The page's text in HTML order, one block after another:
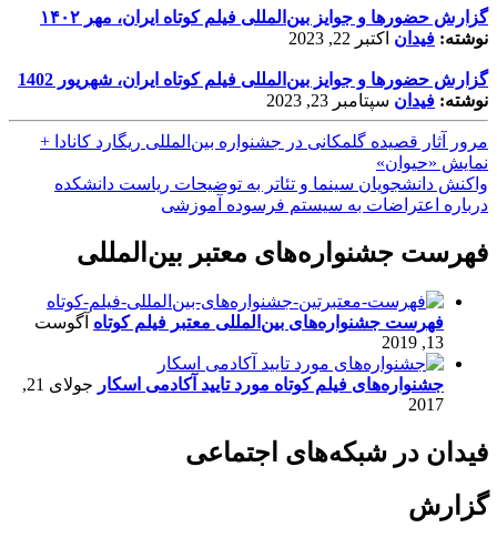
گزارش حضورها و جوایز بین‌المللی فیلم کوتاه ایران، مهر ۱۴۰۲
نوشته: فیدان اکتبر 22, 2023
گزارش حضورها و جوایز بین‌المللی فیلم کوتاه ایران، شهریور 1402
نوشته: فیدان سپتامبر 23, 2023
مرور آثار قصیده گلمکانی در جشنواره بین‌المللی ریگارد کانادا +
نمایش «حیوان»
واکنش دانشجویان سینما و تئاتر به توضیحات ریاست دانشکده
درباره اعتراضات به سیستم فرسوده آموزشی
فهرست جشنواره‌های معتبر بین‌المللی
فهرست جشنواره‌های بین‌المللی معتبر فیلم کوتاه آگوست
13, 2019
جشنواره‌های فیلم کوتاه مورد تایید آکادمی اسکار
جولای 21,
2017
فیدان در شبکه‌های اجتماعی
گزارش